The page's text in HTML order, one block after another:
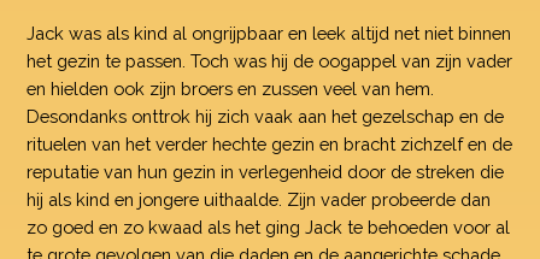
Jack was als kind al ongrijpbaar en leek altijd net niet binnen
het gezin te passen. Toch was hij de oogappel van zijn vader
en hielden ook zijn broers en zussen veel van hem.
Desondanks onttrok hij zich vaak aan het gezelschap en de
rituelen van het verder hechte gezin en bracht zichzelf en de
reputatie van hun gezin in verlegenheid door de streken die
hij als kind en jongere uithaalde. Zijn vader probeerde dan
zo goed en zo kwaad als het ging Jack te behoeden voor al